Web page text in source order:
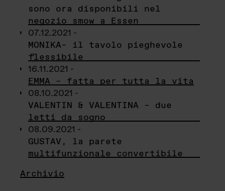
sono ora disponibili nel
negozio smow a Essen
07.12.2021 -
MONIKA– il tavolo pieghevole
flessibile
16.11.2021 -
EMMA – fatta per tutta la vita
08.10.2021 -
VALENTIN & VALENTINA – due
letti da sogno
08.09.2021 -
GUSTAV, la parete
multifunzionale convertibile
Archivio